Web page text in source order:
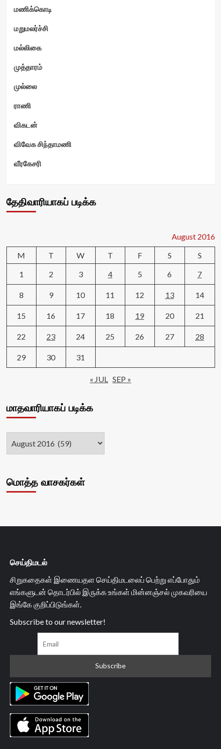
மணிக்கொடி
மறுமலர்ச்சி
மல்லிகை
முத்தாரம்
முல்லை
ராணி
விகடன்
விவேக சிந்தாமணி
வீரகேசரி
தேதிவாரியாகப் படிக்க
August 2016
M
T W T F S
S
1
2 3 4 5 6 7
8 9 10 11 12 13 14
15 16 17 18 19 20 21
22 23 24 25 26 27 28
29 30 31
« JUL SEP »
மாதவாரியாகப் படிக்க
மொத்த வாசகர்கள்
செய்திமடல்
சிறுகதைகள் இணையதள செய்திமடலைப் பெற்று எப்போதும்
எங்களுடன் தொடர்பில் இருக்க உங்கள் மின்னஞ்சல் முகவரியை
இங்கே குறிப்பிடுங்கள்.
Subscribe to our newsletter!